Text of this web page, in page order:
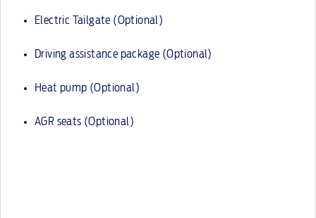
Electric Tailgate (Optional)
Driving assistance package (Optional)
Heat pump (Optional)
AGR seats (Optional)